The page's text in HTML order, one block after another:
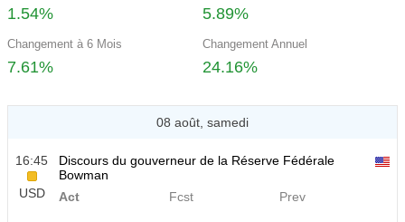
1.54% 5.89%
Changement à 6 Mois
7.61%
Changement Annuel
24.16%
08 août, samedi
16:45
USD
Discours du gouverneur de la Réserve Fédérale
Bowman
Act
Fcst Prev